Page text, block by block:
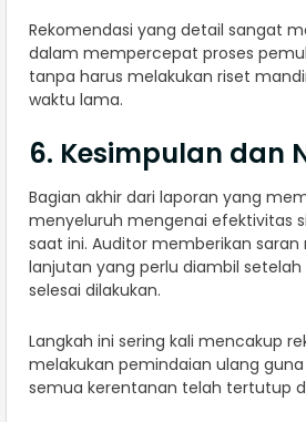
Rekomendasi yang detail sangat
dalam mempercepat proses
tanpa harus melakukan riset
waktu lama.
6. Kesimpulan dan
Bagian akhir dari laporan yang
menyeluruh mengenai efektivitas
saat ini. Auditor memberikan
lanjutan yang perlu diambil setelah
selesai dilakukan.
Langkah ini sering kali mencakup
melakukan pemindaian ulang
semua kerentanan telah tertutup